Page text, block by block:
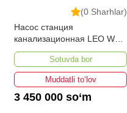
(0 Sharhlar)
Насос станция
канализационная LEO WC-
600
Sotuvda bor
Muddatli to‘lov
3 450 000 so‘m